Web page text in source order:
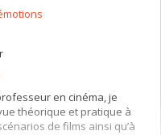
en cinéma, je
théorique et pratique à
de films ainsi qu’à